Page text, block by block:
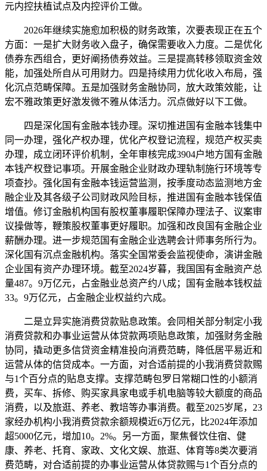
元内控扶植试点及内控评价工做。
2026年继续实施愈加积极的财务政策，次要表现正在五个
方面：一是扩大财务收入盘子，确保需要收入力度。二是优化
债券东西组合，更好阐扬债券效益。三是提高转移领取资金效
能，加强处所自从可用财力。四是持续用力优化收入布局，强
化沉点范畴保障。五是加强财务金融协同，放大政策效能，让
宏不雅政策更好激发微不雅从体活力。沉点做好以下工做。
四是深化国有金融本钱办理。深切推进国有金融本钱集中
同一办理，强化产权办理，优化产权登记流程，规范产权买卖
办理，成立闭环评价机制，全年审核完成3904户地方国有金融
本钱产权登记事项。开展金融企业财政办理轨制施行环境等专
项查抄。强化国有金融本钱运营监测，按季度动态监测地方金
融企业及其各级子公司财政风险目标，推进国有金融本钱保值
增值。修订金融机构国有股权董事履职保障办理法子、议案审
议操做等，鞭策股权董事更好履职。加强和改良国有金融企业
薪酬办理。进一步规范国有金融企业选聘会计师事务所行为。
深化国有沉点金融机构。落实全国常委会监视使命，演讲金融
企业国有资产办理环境。截至2024岁暮，我国国有金融资产总
量487。9万亿元，占金融业总资产约八成；国有金融本钱权益
33。9万亿元，占金融企业权益约六成。
二是立异实施消费贷款贴息政策。会同相关部分制定小我
消费贷款和办事业运营从体贷款两项贴息政策，加强财务金融
协同，撬动更多信贷资金精准投向消费范畴，降低居平易近和
运营从体的信贷成本。一方面，对合适前提的小我消费贷款赐
与1个百分点的贴息支撑。支撑范畴包罗日常糊口性的小额消
费，买车、拆修、购买家具家电或手机电脑等较大额度的商品
消费，以及旅逛、养老、教培等办事消费。截至2025岁尾，23
家经办机构小我消费贷款余额规模近6万亿元，比2024年添加
超5000亿元，增加10。2%。另一方面，聚焦餐饮住宿、健
康、养老、托育、家政、文化文娱、旅逛、体育等8类次要消
费范畴，对合适前提的办事业运营从体贷款赐与1个百分点的